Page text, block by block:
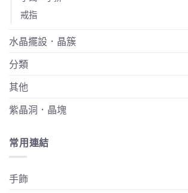
戒指
水晶擺設．晶簇
分類
其他
紫晶洞．晶塊
常用連結
手飾